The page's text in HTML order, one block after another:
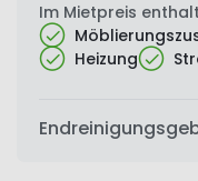
Im Mietpreis
Heizung